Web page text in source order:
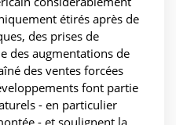
étirés après de
des prises de
des augmentations de
des ventes forcées
font partie
- en particulier